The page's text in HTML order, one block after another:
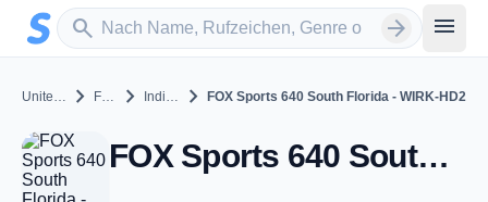
Zum Hauptinhalt springen
search
Sender suchen arrow_forward menu
United States chevron_right Florida chevron_right Indiantown chevron_rightFOX Sports 640 South Florida - WIRK-HD2
FOX Sports 640 South Florida - WIRK-HD2 - FM 103.1 - Indiantown, FL